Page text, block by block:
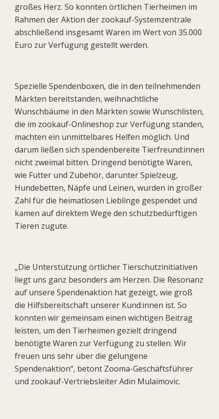
großes Herz. So konnten örtlichen Tierheimen im
Rahmen der Aktion der zookauf-Systemzentrale
abschließend insgesamt Waren im Wert von 35.000
Euro zur Verfügung gestellt werden.
Spezielle Spendenboxen, die in den teilnehmenden
Märkten bereitstanden, weihnachtliche
Wunschbäume in den Märkten sowie Wunschlisten,
die im zookauf-Onlineshop zur Verfügung standen,
machten ein unmittelbares Helfen möglich. Und
darum ließen sich spendenbereite Tierfreund:innen
nicht zweimal bitten. Dringend benötigte Waren,
wie Futter und Zubehör, darunter Spielzeug,
Hundebetten, Näpfe und Leinen, wurden in großer
Zahl für die heimatlosen Lieblinge gespendet und
kamen auf direktem Wege den schutzbedürftigen
Tieren zugute.
„Die Unterstützung örtlicher Tierschutzinitiativen
liegt uns ganz besonders am Herzen. Die Resonanz
auf unsere Spendenaktion hat gezeigt, wie groß
die Hilfsbereitschaft unserer Kund:innen ist. So
konnten wir gemeinsam einen wichtigen Beitrag
leisten, um den Tierheimen gezielt dringend
benötigte Waren zur Verfügung zu stellen. Wir
freuen uns sehr über die gelungene
Spendenaktion“, betont Zooma-Geschäftsführer
und zookauf-Vertriebsleiter Adin Mulaimovic.